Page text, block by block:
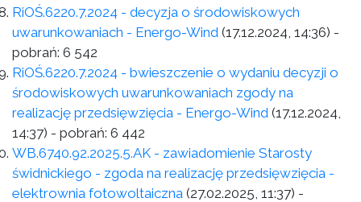
RiOŚ.6220.7.2024 - decyzja o środowiskowych
uwarunkowaniach - Energo-Wind (17.12.2024, 14:36) -
pobrań: 6 542
RiOŚ.6220.7.2024 - bwieszczenie o wydaniu decyzji o
środowiskowych uwarunkowaniach zgody na
realizację przedsięwzięcia - Energo-Wind (17.12.2024,
14:37) - pobrań: 6 442
WB.6740.92.2025.5.AK - zawiadomienie Starosty
świdnickiego - zgoda na realizację przedsięwzięcia -
elektrownia fotowoltaiczna (27.02.2025, 11:37) -